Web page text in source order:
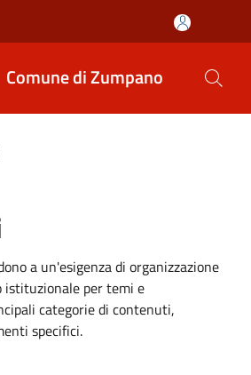
Comune di Zumpano
a un'esigenza di organizzazione
per temi e
categorie di contenuti,
specifici.